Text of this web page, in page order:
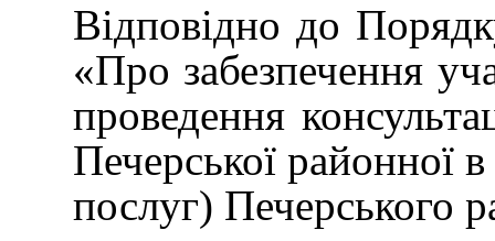
Відповідно до
«Про забезпечення
проведення
Печерської районної
послуг) Печерського